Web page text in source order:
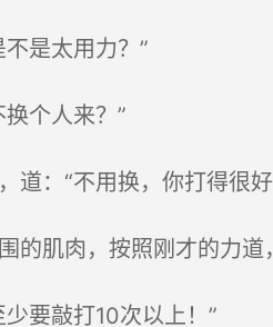
是太用力？”
个人来？”
：“不用换，你打得很
肌肉，按照刚才的力道
要敲打10次以上！”